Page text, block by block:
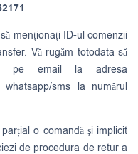
menționați ID-ul comenzii
Vă rugăm totodata să
pe email la adresa
sms la numărul
o comandă şi implicit
de procedura de retur a